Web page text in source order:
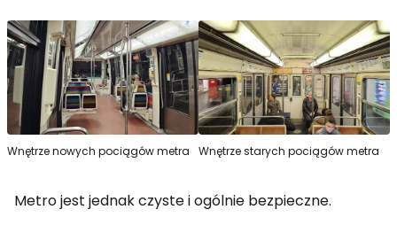
Wnętrze nowych pociągów metra Wnętrze starych pociągów metra
Metro jest jednak czyste i ogólnie bezpieczne.